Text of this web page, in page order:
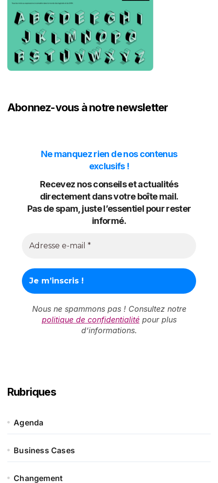
Abonnez-vous à notre newsletter
Ne manquez rien de nos contenus
exclusifs !
Recevez nos conseils et actualités
directement dans votre boîte mail.
Pas de spam, juste l’essentiel pour rester
informé.
Nous ne spammons pas ! Consultez notre
politique de confidentialitépour plus
d’informations.
Rubriques
Agenda
Business Cases
Changement